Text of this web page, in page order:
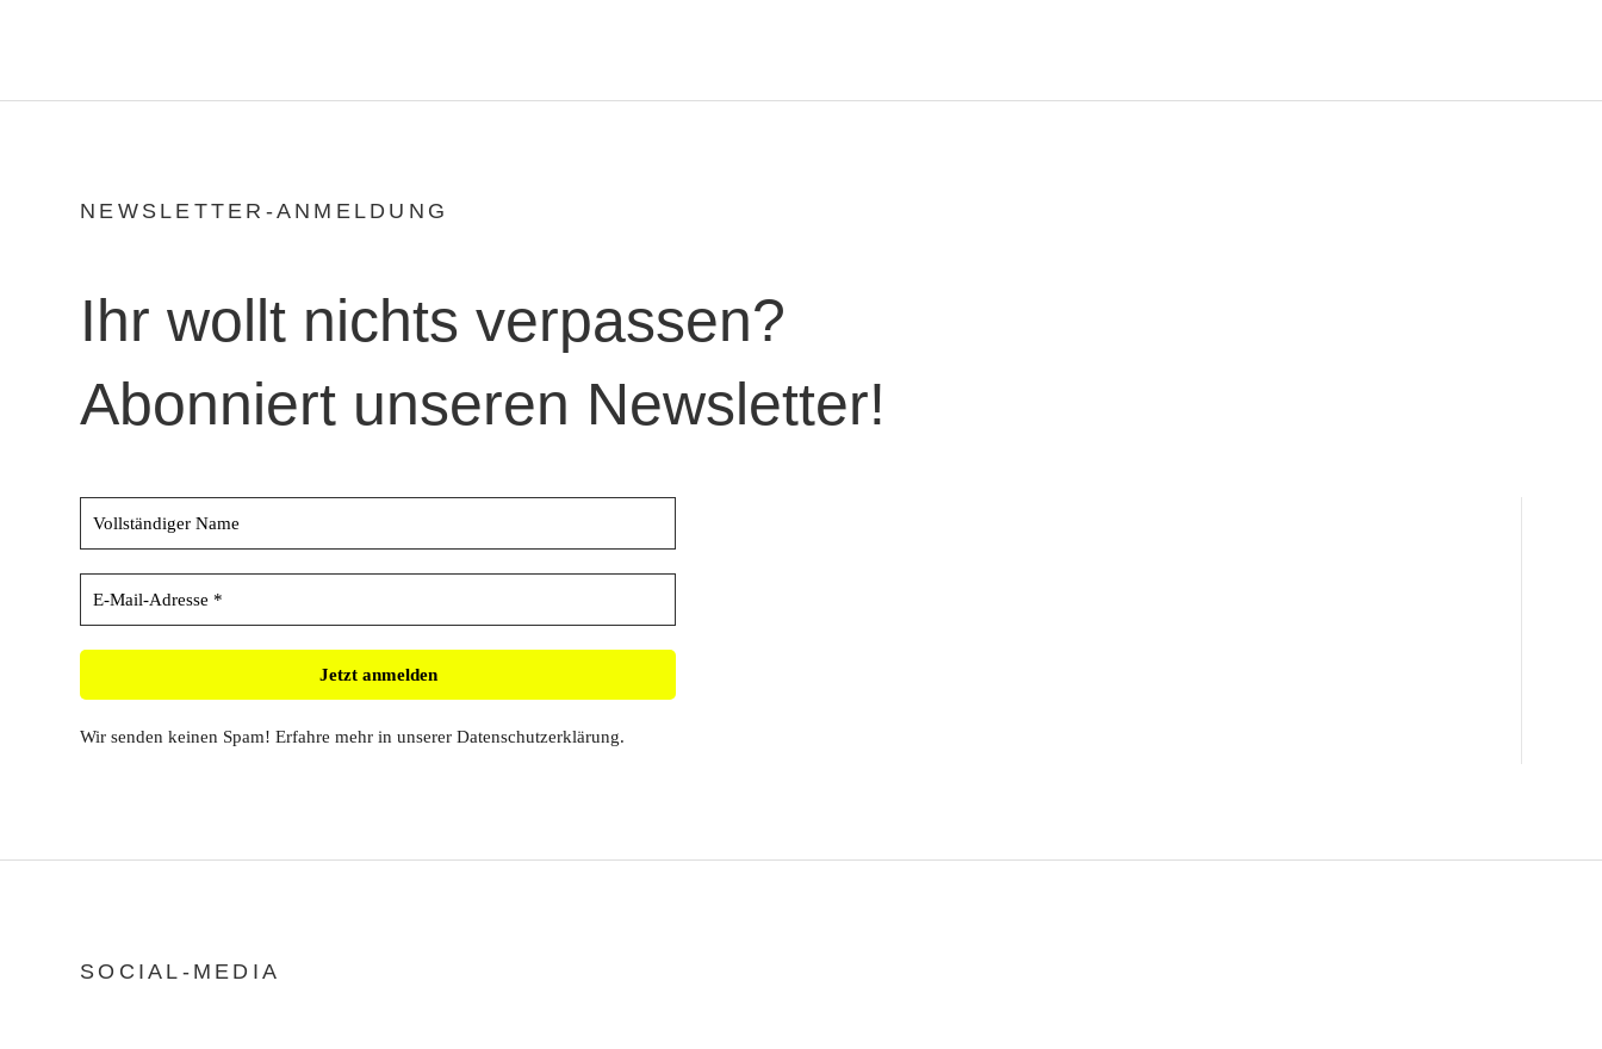
NEWSLETTER-ANMELDUNG
Ihr wollt nichts verpassen?
Abonniert unseren Newsletter!
Wir senden keinen Spam! Erfahre mehr in unsererDatenschutzerklärung.
SOCIAL-MEDIA